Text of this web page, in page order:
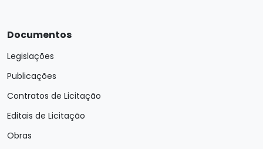
Documentos
Legislações
Publicações
Contratos de Licitação
Editais de Licitação
Obras